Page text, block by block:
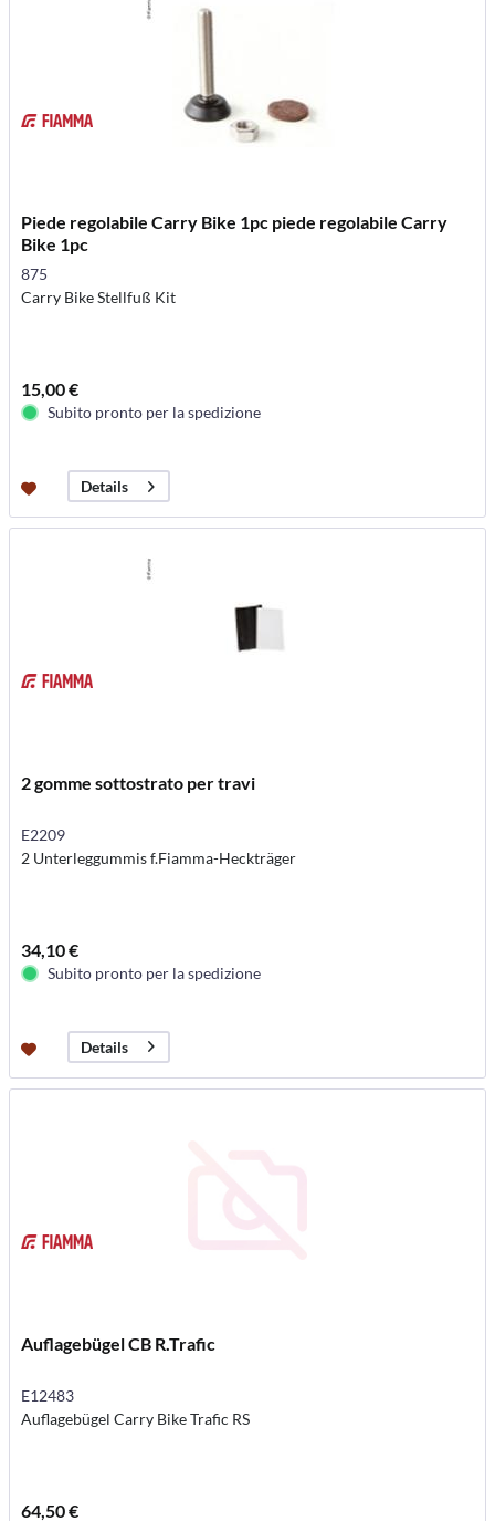
Piede regolabile Carry Bike 1pc piede regolabile Carry
Bike 1pc
875
Carry Bike Stellfuß Kit
15,00 €
Subito pronto per la spedizione
Details
2 gomme sottostrato per travi
E2209
2 Unterleggummis f.Fiamma-Heckträger
34,10 €
Subito pronto per la spedizione
Details
Auflagebügel CB R.Trafic
E12483
Auflagebügel Carry Bike Trafic RS
64,50 €